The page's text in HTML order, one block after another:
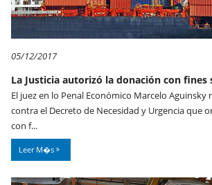
05/12/2017
La Justicia autorizó la donación con fines
El juez en lo Penal Económico Marcelo Aguinsky
contra el Decreto de Necesidad y Urgencia que
con f...
Leer M�s